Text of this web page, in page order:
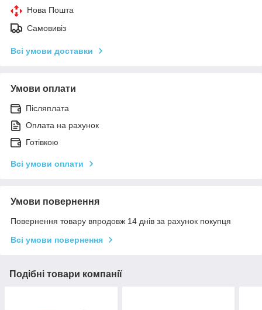
Нова Пошта
Самовивіз
Всі умови доставки
Умови оплати
Післяплата
Оплата на рахунок
Готівкою
Всі умови оплати
Умови повернення
Повернення товару впродовж 14 днів за рахунок покупця
Всі умови повернення
Подібні товари компанії